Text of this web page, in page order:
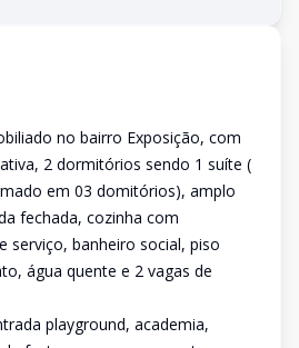
no bairro Exposição, com
2 dormitórios sendo 1 suíte (
em 03 domitórios), amplo
fechada, cozinha com
serviço, banheiro social, piso
água quente e 2 vagas de
playground, academia,